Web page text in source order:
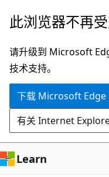
跳
主
要
内
此浏览器不再受
请升级到 Microsoft
技术支持。
下载 Microsoft Edge
有关 Internet
Learn